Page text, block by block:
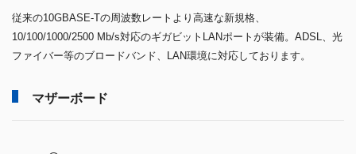
従来の10GBASE-Tの周波数レートより高速な新規格、
10/100/1000/2500 Mb/s対応のギガビットLANポートが装備。ADSL、光
ファイバー等のブロードバンド、LAN環境に対応しております。
マザーボード